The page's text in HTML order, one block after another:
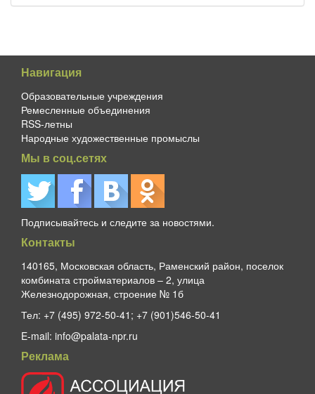
Навигация
Образовательные учреждения
Ремесленные объединения
RSS-летны
Народные художественные промыслы
Мы в соц.сетях
Подписывайтесь и следите за новостями.
Контакты
140165, Московская область, Раменский район, поселок
комбината стройматериалов – 2, улица
Железнодорожная, строение № 1б
Тел: +7 (495) 972-50-41; +7 (901)546-50-41
E-mail: info@palata-npr.ru
Реклама